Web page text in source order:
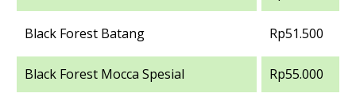
Black Forest Batang Rp51.500
Black Forest Mocca Spesial Rp55.000